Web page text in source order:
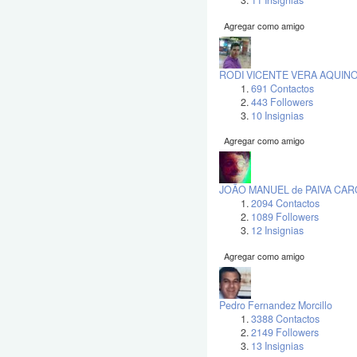
Agregar como amigo
RODI VICENTE VERA
691 Contactos
443 Followers
10 Insignias
Agregar como amigo
JOÃO MANUEL de PAIVA
2094 Contactos
1089 Followers
12 Insignias
Agregar como amigo
Pedro Fernandez Morcillo
3388 Contactos
2149 Followers
13 Insignias